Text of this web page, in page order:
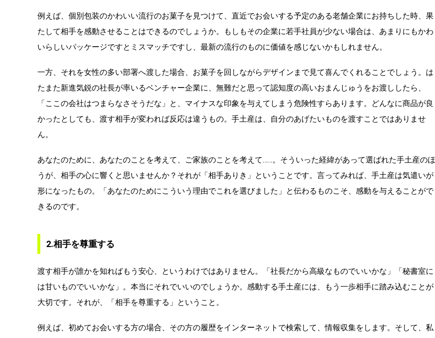
例えば、個別包装のかわいい流行のお菓子を見つけて、直近でお会いする予定のある老舗企業にお持ちした時、果
たして相手を感動させることはできるのでしょうか。もしもその企業に若手社員が少ない場合は、あまりにもかわ
いらしいパッケージですとミスマッチですし、最新の流行のものに価値を感じないかもしれません。
一方、それを女性の多い部署へ渡した場合、お菓子を回しながらデザインまで見て喜んでくれることでしょう。は
たまた新進気鋭の社長が率いるベンチャー企業に、無難だと思って認知度の高いおまんじゅうをお渡ししたら、
「ここの会社はつまらなさそうだな」と、マイナスな印象を与えてしまう危険性すらあります。どんなに商品が良
かったとしても、渡す相手が変われば反応は違うもの。手土産は、自分のあげたいものを渡すことではありませ
ん。
あなたのために、あなたのことを考えて、ご家族のことを考えて……。そういった経緯があって選ばれた手土産のほ
うが、相手の心に響くと思いませんか？それが「相手ありき」ということです。言ってみれば、手土産は気遣いが
形になったもの。「あなたのためにこういう理由でこれを選びました」と伝わるものこそ、感動を与えることがで
きるのです。
2.相手を尊重する
渡す相手が誰かを知ればもう安心、というわけではありません。「社長だから高級なものでいいかな」「秘書室に
は甘いものでいいかな」。本当にそれでいいのでしょうか。感動する手土産には、もう一歩相手に踏み込むことが
大切です。それが、「相手を尊重する」ということ。
例えば、初めてお会いする方の場合、その方の履歴をインターネットで検索して、情報収集をします。そして、私